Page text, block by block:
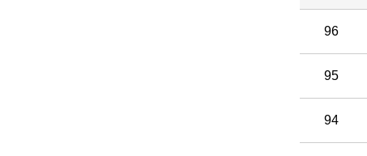
96
95
94